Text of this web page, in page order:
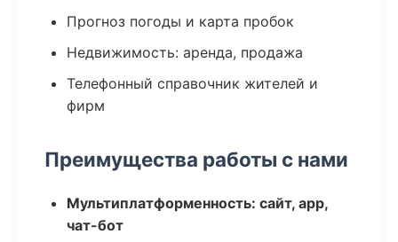
Прогноз погоды и карта пробок
Недвижимость: аренда, продажа
Телефонный справочник жителей и
фирм
Преимущества работы с нами
Мультиплатформенность: сайт, app,
чат-бот